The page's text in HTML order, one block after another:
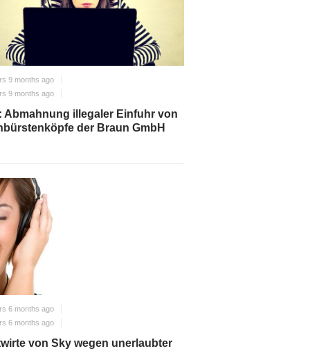
9 months ago
9 months ago
Abmahnung illegaler Einfuhr von
der Braun GmbH
6 months ago
6 months ago
von Sky wegen unerlaubter